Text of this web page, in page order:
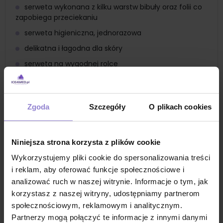
Zgoda Szczegóły O plikach cookies
Niniejsza strona korzysta z plików cookie
Wykorzystujemy pliki cookie do spersonalizowania treści
i reklam, aby oferować funkcje społecznościowe i
analizować ruch w naszej witrynie. Informacje o tym, jak
korzystasz z naszej witryny, udostępniamy partnerom
społecznościowym, reklamowym i analitycznym.
Partnerzy mogą połączyć te informacje z innymi danymi
serweta wykonana z kilku warstw bibuły oraz folii co
zapobiega przeciekaniu
serweta higieniczna, jednorazowa
delikatna i łagodna dla skóry
serweta na wygodnej rolce
serweta posiada zaznaczoną perforację
serweta składa się z 3 warstw
serweta dostępna jest w szerokiej gamie
kolorystycznej
serweta higieniczna do zabiegów w gabinecie
stomatologicznym
serweta bibułowo foliowa
zabezpieczenie podczas zabiegów dentystycznych
higieniczne przechowywanie i organizowanie
narzędzi stomatologicznych